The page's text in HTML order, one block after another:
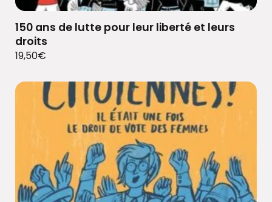
150 ans de lutte pour leur liberté et leurs
droits
19,50€